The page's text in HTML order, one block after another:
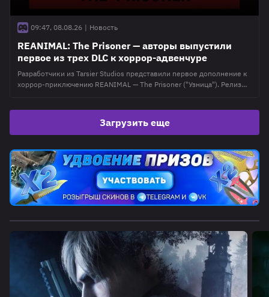
09:47, 08.08.26 | Новость
REANIMAL: The Prisoner — авторы выпустили
первое из трех DLC к хоррор-адвенчуре
Разработчики из Tarsier Studios представили первое дополнение к
хоррор-приключению REANIMAL — The Prisoner ("Узница"). Релиз
уже существующих уровней оригинальной игры. Героями
Объединённые судьбой
Загрузить еще